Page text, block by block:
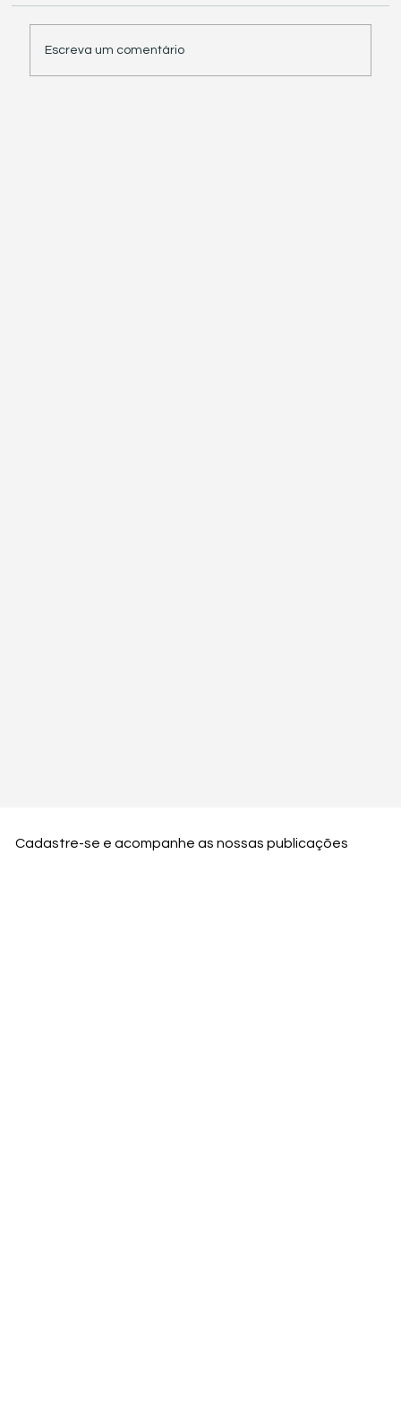
Escreva um comentário
Cadastre-se e acompanhe as nossas publicações